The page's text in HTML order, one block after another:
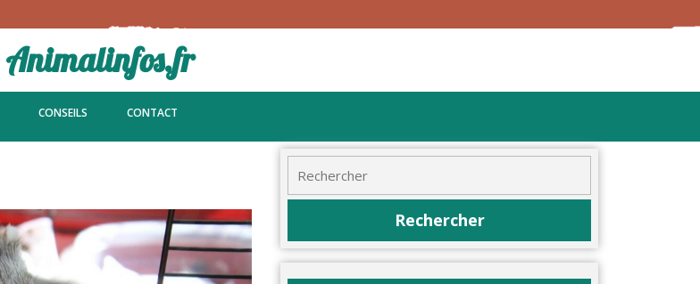
Animalinfos.fr
CONSEILS CONTACT